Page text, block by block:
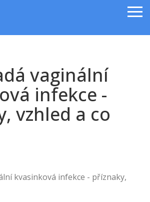
vaginální
infekce -
vzhled a co
kvasinková infekce - příznaky,